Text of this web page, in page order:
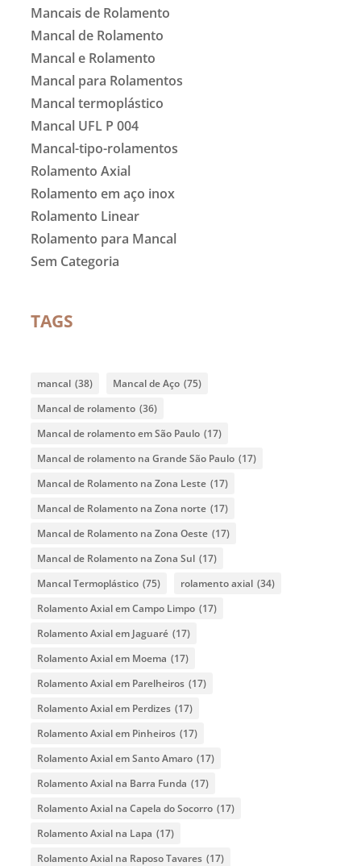
Mancais de Rolamento
Mancal de Rolamento
Mancal e Rolamento
Mancal para Rolamentos
Mancal termoplástico
Mancal UFL P 004
Mancal-tipo-rolamentos
Rolamento Axial
Rolamento em aço inox
Rolamento Linear
Rolamento para Mancal
Sem Categoria
TAGS
mancal (38) Mancal de Aço (75)
Mancal de rolamento (36)
Mancal de rolamento em São Paulo (17)
Mancal de rolamento na Grande São Paulo (17)
Mancal de Rolamento na Zona Leste (17)
Mancal de Rolamento na Zona norte (17)
Mancal de Rolamento na Zona Oeste (17)
Mancal de Rolamento na Zona Sul (17)
Mancal Termoplástico (75) rolamento axial (34)
Rolamento Axial em Campo Limpo (17)
Rolamento Axial em Jaguaré (17)
Rolamento Axial em Moema (17)
Rolamento Axial em Parelheiros (17)
Rolamento Axial em Perdizes (17)
Rolamento Axial em Pinheiros (17)
Rolamento Axial em Santo Amaro (17)
Rolamento Axial na Barra Funda (17)
Rolamento Axial na Capela do Socorro (17)
Rolamento Axial na Lapa (17)
Rolamento Axial na Raposo Tavares (17)